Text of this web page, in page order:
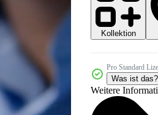
Kollektion
Pro Standard
Was ist das?
Weitere